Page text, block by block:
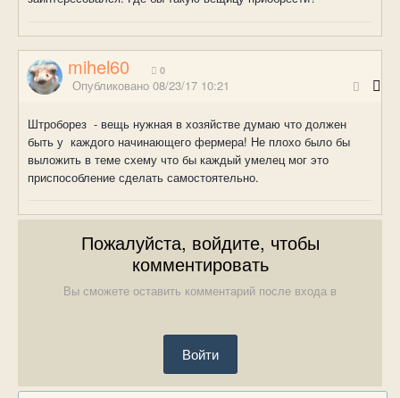
mihel60 0
Опубликовано 08/23/17 10:21
Штроборез - вещь нужная в хозяйстве думаю что должен
быть у каждого начинающего фермера! Не плохо было бы
выложить в теме схему что бы каждый умелец мог это
приспособление сделать самостоятельно.
Пожалуйста, войдите, чтобы
комментировать
Вы сможете оставить комментарий после входа в
Войти